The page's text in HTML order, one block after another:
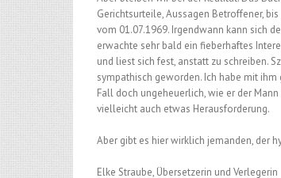
Gerichtsurteile, Aussagen Betroffener,
vom 01.07.1969. Irgendwann kann sich
erwachte sehr bald ein fieberhaftes
und liest sich fest, anstatt zu schreiben.
sympathisch geworden. Ich habe mit
Fall doch ungeheuerlich, wie er der
vielleicht auch etwas Herausforderung.
Aber gibt es hier wirklich jemanden, der
Elke Straube, Übersetzerin und Verlegerin